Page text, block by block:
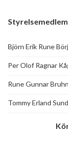
Björn Erik Rune
Per Olof Ragnar
Rune Gunnar Bruhn
Tommy Erland